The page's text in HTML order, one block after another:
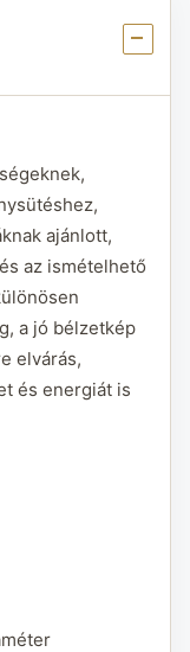
ajánlott,
az ismételhető
a jó bélzetkép
elvárás,
és energiát is